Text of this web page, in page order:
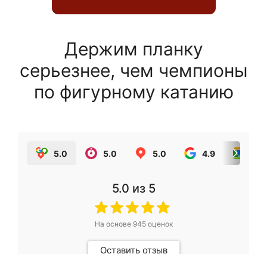
Держим планку
серьезнее, чем чемпионы
по фигурному катанию
5.0 5.0 5.0 4.9
5.0 из 5
На основе 945оценок
Оставить отзыв